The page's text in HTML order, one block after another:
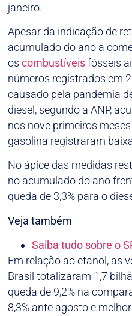
janeiro.
Apesar da indicação de
acumulado do ano a
oscombustíveis fósseis
números registrados em
causado pela pandemia
diesel, segundo a ANP,
nos nove primeiros
gasolina registraram
No ápice das medidas
no acumulado do ano
queda de 3,3% para o
Veja também
Saiba tudo sobre o
Em relação ao etanol, as
Brasil totalizaram 1,7
queda de 9,2% na
8,3% ante agosto e